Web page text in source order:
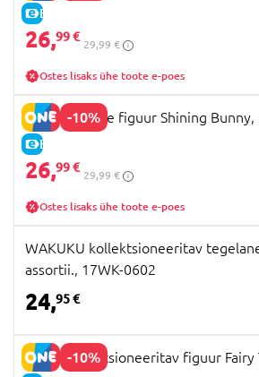
E-HIND
26,99 €
29,99 €
Ostes lisaks ühe toote e-poes
-10%
E-HIND
NANCI pehme figuur Shining Bunny,
26,99 €
29,99 €
Ostes lisaks ühe toote e-poes
WAKUKU kollektsioneeritav
assortii., 17WK-0602
24,95 €
-10%
Q.KID kollektsioneeritav figuur Fairy